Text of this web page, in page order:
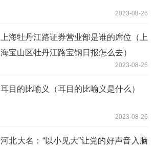
2023-08-26
上海牡丹江路证券营业部是谁的席位（上
海宝山区牡丹江路宝钢日报怎么去）
2023-08-26
耳目的比喻义（耳目的比喻义是什么）
2023-08-26
河北大名：“以小见大”让党的好声音入脑